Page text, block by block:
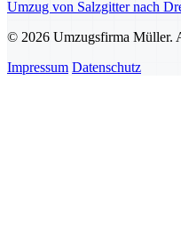
Umzug von Salzgitter nach
© 2026 Umzugsfirma Müller.
Impressum Datenschutz